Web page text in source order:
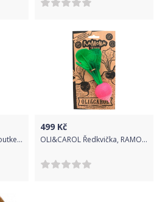
BabyOno Přítulníček s poutkem na dudlík - Skinny Mate Hank, žlutý
499 Kč
OLI&CAROL Ředkvička, RAMONA THE RADISH